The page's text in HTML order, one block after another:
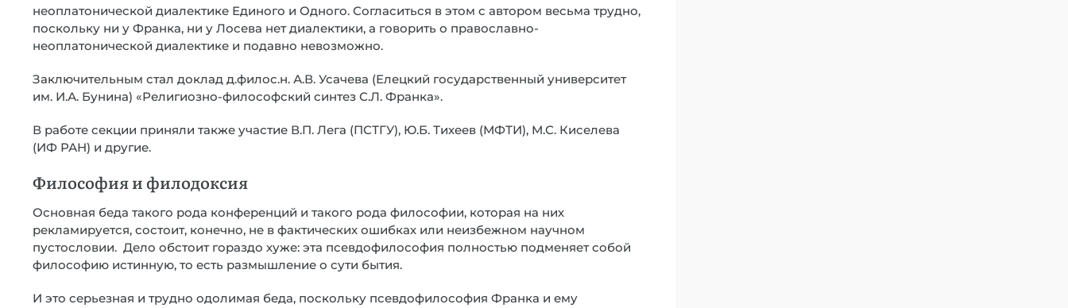
неоплатонической диалектике Единого и Одного. Согласиться в этом с автором весьма трудно,
поскольку ни у Франка, ни у Лосева нет диалектики, а говорить о православно-
неоплатонической диалектике и подавно невозможно.
Заключительным стал доклад д.филос.н. А.В. Усачева (Елецкий государственный университет
им. И.А. Бунина) «Религиозно-философский синтез С.Л. Франка».
В работе секции приняли также участие В.П. Лега (ПСТГУ), Ю.Б. Тихеев (МФТИ), М.С. Киселева
(ИФ РАН) и другие.
Философия и филодоксия
Основная беда такого рода конференций и такого рода философии, которая на них
рекламируется, состоит, конечно, не в фактических ошибках или неизбежном научном
пустословии. Дело обстоит гораздо хуже: эта псевдофилософия полностью подменяет собой
философию истинную, то есть размышление о сути бытия.
И это серьезная и трудно одолимая беда, поскольку псевдофилософия Франка и ему